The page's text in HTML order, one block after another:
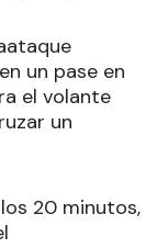
un pase en
el volante
un
20 minutos,